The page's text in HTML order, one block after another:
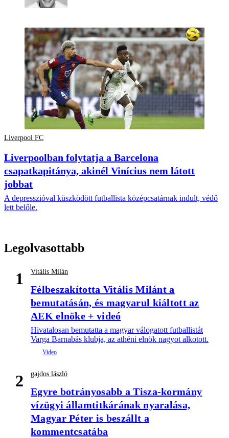
Liverpool FC
Liverpoolban folytatja a Barcelona
csapatkapitánya, akinél Vinícius nem látott
jobbat
A depresszióval küszködött futballista középcsatárnak indult, védő
lett belőle.
Legolvasottabb
1 Vitális Milán
Félbeszakította Vitális Milánt a
bemutatásán, és magyarul kiáltott az
AEK elnöke + videó
Hivatalosan bemutatta a magyar válogatott futballistát
Varga Barnabás klubja, az athéni elnök nagyot alkotott.
2 gajdos lászló
Egyre botrányosabb a Tisza-kormány
vízügyi államtitkárának nyaralása,
Magyar Péter is beszállt a
kommentcsatába